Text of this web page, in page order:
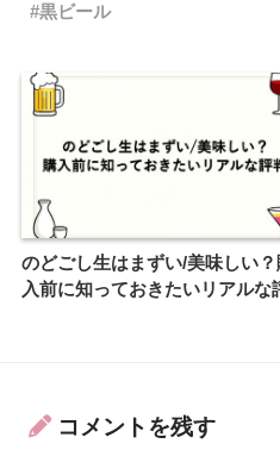
黒ビール
のどごし生はまずい/美味しい？
入前に知っておきたいリアルな
コメントを残す